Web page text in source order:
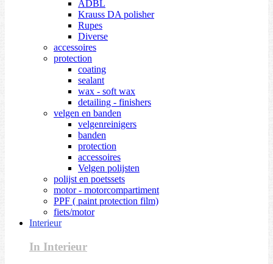
ADBL
Krauss DA polisher
Rupes
Diverse
accessoires
protection
coating
sealant
wax - soft wax
detailing - finishers
velgen en banden
velgenreinigers
banden
protection
accessoires
Velgen polijsten
polijst en poetssets
motor - motorcompartiment
PPF ( paint protection film)
fiets/motor
Interieur
In Interieur